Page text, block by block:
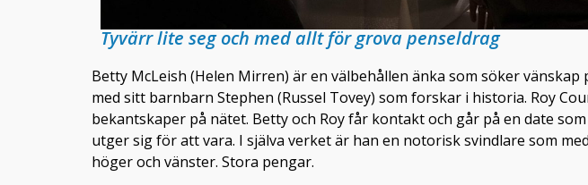
Tyvärr lite seg och med allt för grova penseldrag
Betty McLeish (Helen Mirren) är en välbehållen änka som söker
med sitt barnbarn Stephen (Russel Tovey) som forskar i historia. Roy
bekantskaper på nätet. Betty och Roy får kontakt och går på en date
utger sig för att vara. I själva verket är han en notorisk svindlare som
höger och vänster. Stora pengar.